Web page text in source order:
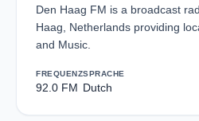
Den Haag FM is a broadcast
Haag, Netherlands providing
and Music.
FREQUENZ
92.0 FM
SPRACHE
Dutch